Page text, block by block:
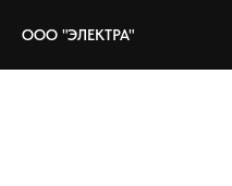
ООО "ЭЛЕКТРА"